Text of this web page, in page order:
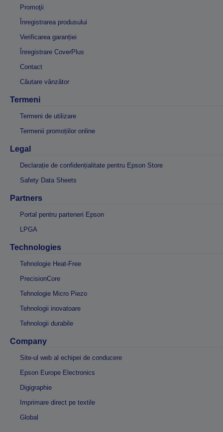
Promoţii
Înregistrarea produsului
Verificarea garanției
Înregistrare CoverPlus
Contact
Căutare vânzător
Termeni
Termeni de utilizare
Termenii promoțiilor online
Legal
Declarație de confidențialitate pentru Epson Store
Safety Data Sheets
Partners
Portal pentru parteneri Epson
LPGA
Technologies
Tehnologie Heat-Free
PrecisionCore
Tehnologie Micro Piezo
Tehnologii inovatoare
Tehnologii durabile
Company
Site-ul web al echipei de conducere
Epson Europe Electronics
Digigraphie
Imprimare direct pe textile
Global